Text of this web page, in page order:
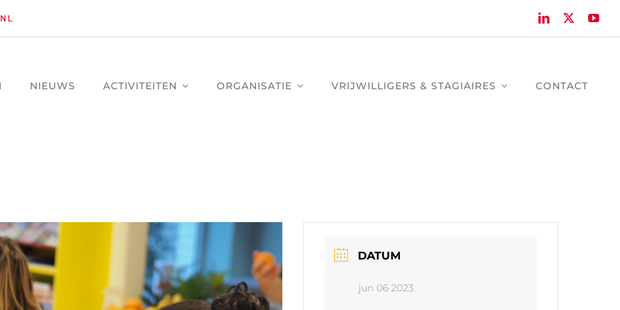
NIEUWS ACTIVITEITEN ORGANISATIE VRIJWILLIGERS & STAGIAIRES CONTACT
DATUM
jun 06 2023